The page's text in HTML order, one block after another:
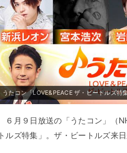
うたコン「LOVE&PEACE ザ・ビートルズ特
６月９日放送の「うたコン」（
トルズ特集」。ザ・ビートルズ来